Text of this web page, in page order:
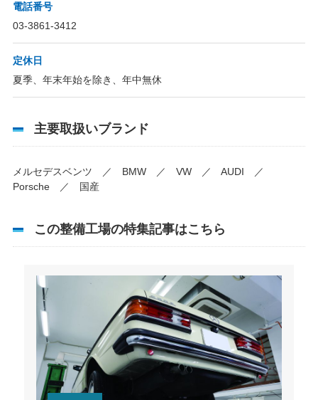
電話番号
03-3861-3412
定休日
夏季、年末年始を除き、年中無休
主要取扱いブランド
メルセデスベンツ ／ BMW ／ VW ／ AUDI ／
Porsche ／ 国産
この整備工場の特集記事はこちら